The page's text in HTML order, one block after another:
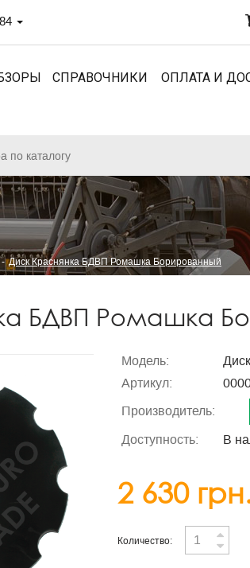
СПРАВОЧНИКИ ОПЛАТА И
Диск Краснянка БДВП Ромашка Борированный
БДВП Ромашка
Модель:
Артикул:
Производитель:
Доступность: В
2 630
Количество: